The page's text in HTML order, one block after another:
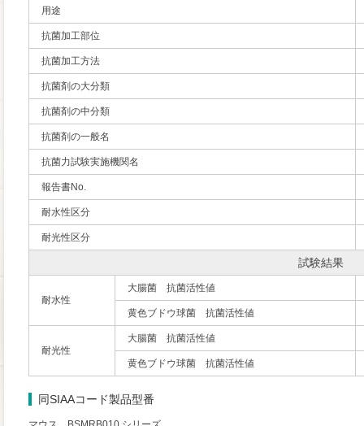
用途
抗菌加工部位
抗菌加工方法
抗菌剤の大分類
抗菌剤の中分類
抗菌剤の一般名
抗菌力試験実施機関名
報告書No.
耐水性区分
耐光性区分
試験結果
耐水性
大腸菌 抗菌活性値
黄色ブドウ球菌 抗菌活性値
耐光性
大腸菌 抗菌活性値
黄色ブドウ球菌 抗菌活性値
同SIAAコード製品型番